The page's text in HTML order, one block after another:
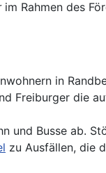
im Rahmen des
in
Freiburger die
und Busse ab.
zu Ausfällen, die